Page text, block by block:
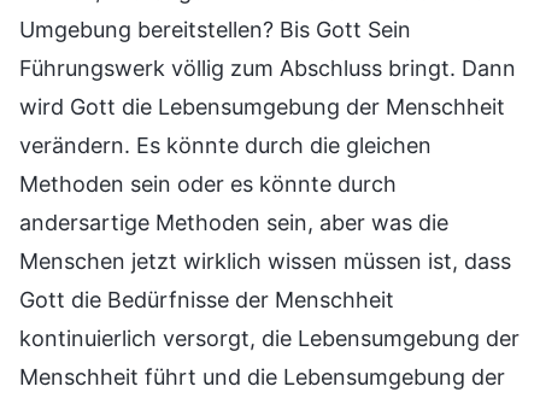
Umgebung bereitstellen? Bis Gott Sein
Führungswerk völlig zum Abschluss bringt. Dann
wird Gott die Lebensumgebung der Menschheit
verändern. Es könnte durch die gleichen
Methoden sein oder es könnte durch
andersartige Methoden sein, aber was die
Menschen jetzt wirklich wissen müssen ist, dass
Gott die Bedürfnisse der Menschheit
kontinuierlich versorgt, die Lebensumgebung der
Menschheit führt und die Lebensumgebung der